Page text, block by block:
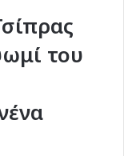
του